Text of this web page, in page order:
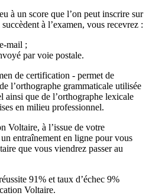
à un score que l’on peut inscrire sur
à l’examen, vous recevrez :
mail ;
par voie postale.
de certification - permet de
l’orthographe grammaticale utilisée
ainsi que de l’orthographe lexicale
en milieu professionnel.
Voltaire, à l’issue de votre
entraînement en ligne pour vous
que vous viendrez passer au
91% et taux d’échec 9%
Voltaire.